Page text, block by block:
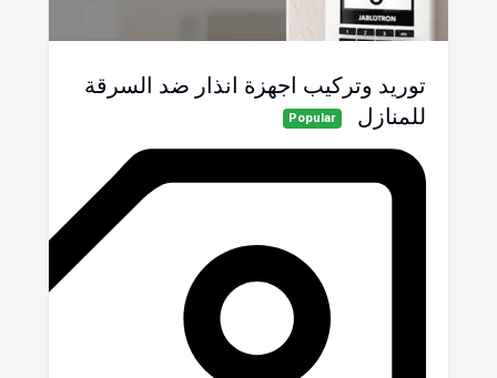
توريد وتركيب اجهزة انذار ضد السرقة
للمنازل
Popular